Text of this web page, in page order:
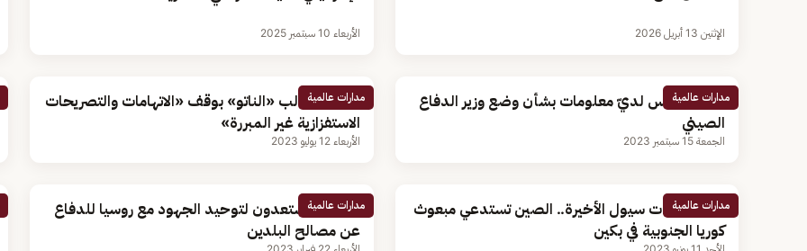
الإثنين 13 أبريل 2026 الأربعاء 10 سبتمبر 2025
مدارات عالمية
بلينكن: ليس لديّ معلومات بشأن وضع وزير الدفاع
الصيني
الجمعة 15 سبتمبر 2023
مدارات عالمية
الصين تطالب «الناتو» بوقف «الاتهامات والتصريحات
الاستفزازية غير المبررة»
الأربعاء 12 يوليو 2023
مدارات عالمية
بعد انتقادات سيول الأخيرة.. الصين تستدعي مبعوث
كوريا الجنوبية في بكين
مدارات عالمية
الصين: مستعدون لتوحيد الجهود مع روسيا للدفاع
عن مصالح البلدين